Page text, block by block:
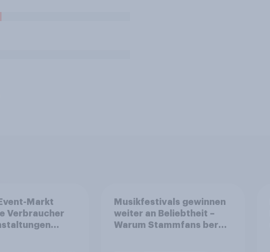
Markt
Verbraucher
Musikfestivals gewinnen
weiter an Beliebtheit –
Warum Stammfans bereit